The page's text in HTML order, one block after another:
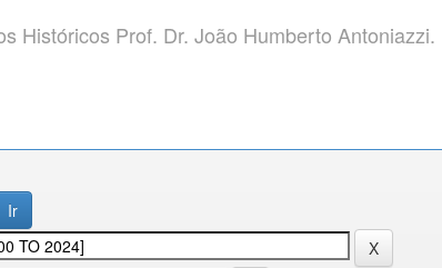
Históricos Prof. Dr. João Humberto Antoniazzi.